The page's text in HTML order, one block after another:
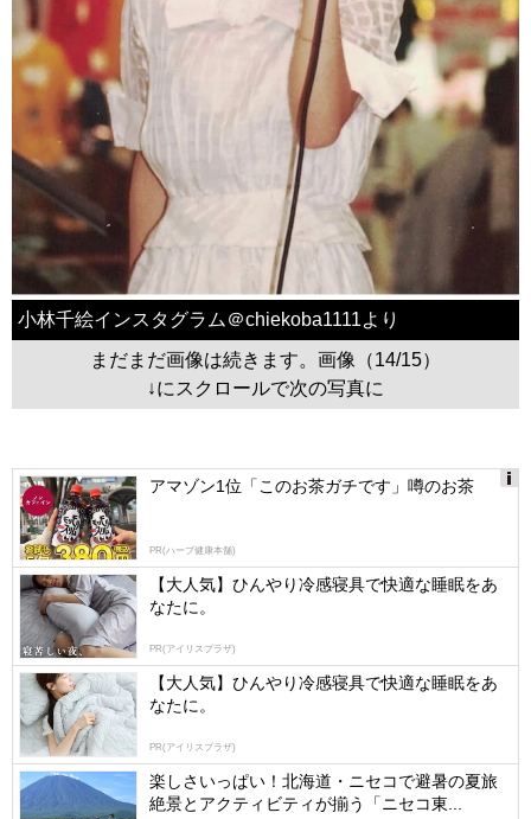
小林千絵インスタグラム＠chiekoba1111より
まだまだ画像は続きます。画像（14/15）
↓にスクロールで次の写真に
アマゾン1位「このお茶ガチです」噂のお茶
PR(ハーブ健康本舗)
【大人気】ひんやり冷感寝具で快適な睡眠をあ
なたに。
PR(アイリスプラザ)
【大人気】ひんやり冷感寝具で快適な睡眠をあ
なたに。
PR(アイリスプラザ)
楽しさいっぱい！北海道・ニセコで避暑の夏旅
絶景とアクティビティが揃う「ニセコ東...